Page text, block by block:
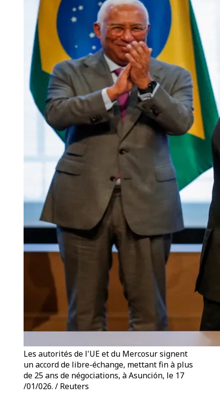
Les autorités de l'UE et du Mercosur signent
un accord de libre-échange, mettant fin à plus
de 25 ans de négociations, à Asunción, le 17
/01/026. / Reuters